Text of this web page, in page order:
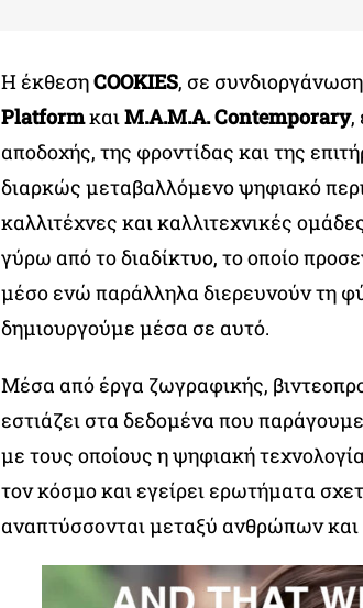
Η έκθεσηCOOKIES, σε
PlatformκαιM.A.M.A. Contemporary,
αποδοχής, της φροντίδας και της
διαρκώς μεταβαλλόμενο ψηφιακό
καλλιτέχνες και καλλιτεχνικές
γύρω από το διαδίκτυο, το οποίο
μέσο ενώ παράλληλα διερευνούν τη
δημιουργούμε μέσα σε αυτό.
Μέσα από έργα ζωγραφικής,
εστιάζει στα δεδομένα που
με τους οποίους η ψηφιακή
τον κόσμο και εγείρει ερωτήματα
αναπτύσσονται μεταξύ ανθρώπων και